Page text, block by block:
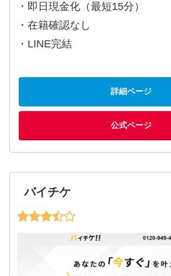
・即日現金化（最短15分）
・在籍確認なし
・LINE完結
詳細ページ
公式ページ
バイチケ